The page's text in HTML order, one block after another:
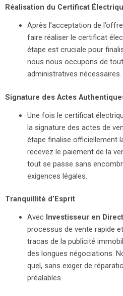
Réalisation du Certificat
Après l’acceptation de
faire réaliser le certificat
étape est cruciale pour
nous nous occupons de
administratives nécessaires.
Signature des Actes
Une fois le certificat
la signature des actes de
étape finalise officiellement
recevez le paiement de la
tout se passe sans
exigences légales.
Tranquillité d’Esprit
Avec Investisseur en Direct
processus de vente rapide
tracas de la publicité
des longues négociations.
quel, sans exiger de
préalables.